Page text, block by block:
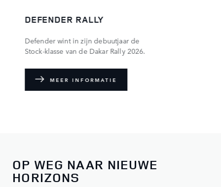
DEFENDER RALLY
Defender wint in zijn debuutjaar de
Stock‑klasse van de Dakar Rally 2026.
MEER INFORMATIE
OP WEG NAAR NIEUWE
HORIZONS